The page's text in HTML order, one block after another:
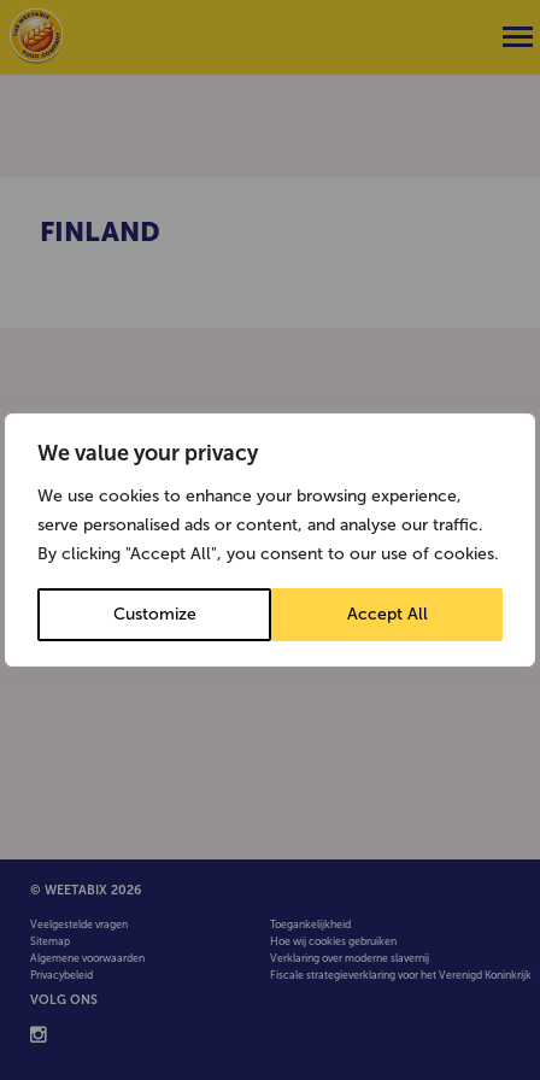
We value your privacy
We use cookies to enhance your browsing experience,
serve personalised ads or content, and analyse our traffic.
By clicking "Accept All", you consent to our use of cookies.
Customize Accept All
FINLAND
© WEETABIX 2026
Veelgestelde vragen
Sitemap
Algemene voorwaarden
Privacybeleid
Toegankelijkheid
Hoe wij cookies gebruiken
Verklaring over moderne slavernij
Fiscale strategieverklaring voor het Verenigd Koninkrijk
VOLG ONS